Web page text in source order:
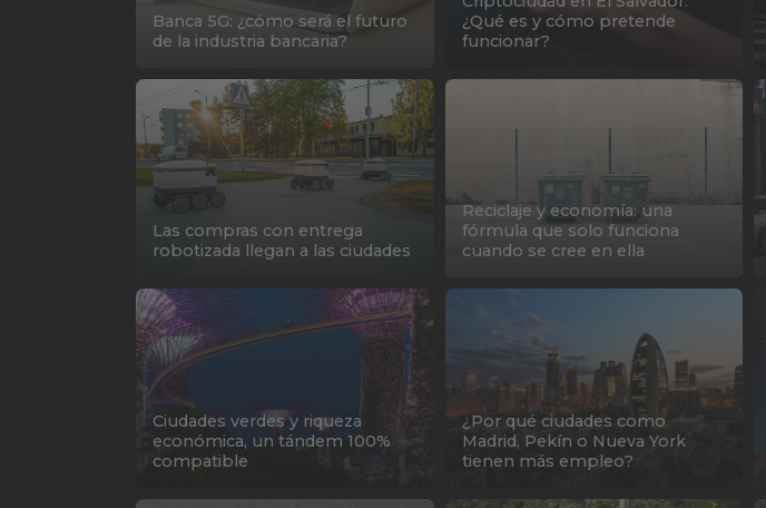
Banca 5G: ¿cómo será el futuro
de la industria bancaria?
¿Qué es y cómo pretende
funcionar?
Las compras con entrega
robotizada llegan a las ciudades
Reciclaje y economía: una
fórmula que solo funciona
cuando se cree en ella
Ciudades verdes y riqueza
económica, un tándem 100%
compatible
¿Por qué ciudades como
Madrid, Pekín o Nueva York
tienen más empleo?